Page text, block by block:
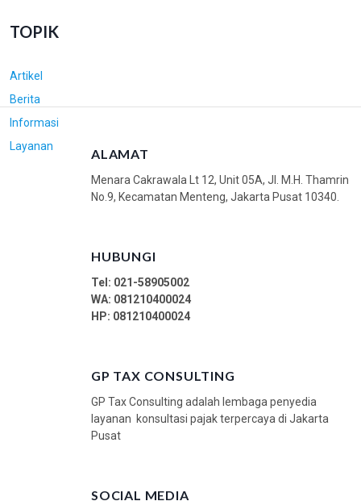
TOPIK
Artikel
Berita
Informasi
Layanan
ALAMAT
Menara Cakrawala Lt 12, Unit 05A, Jl. M.H. Thamrin
No.9, Kecamatan Menteng, Jakarta Pusat 10340.
HUBUNGI
Tel: 021-58905002
WA: 081210400024
HP: 081210400024
GP TAX CONSULTING
GP Tax Consulting adalah lembaga penyedia
layanan konsultasi pajak terpercaya di Jakarta
Pusat
SOCIAL MEDIA